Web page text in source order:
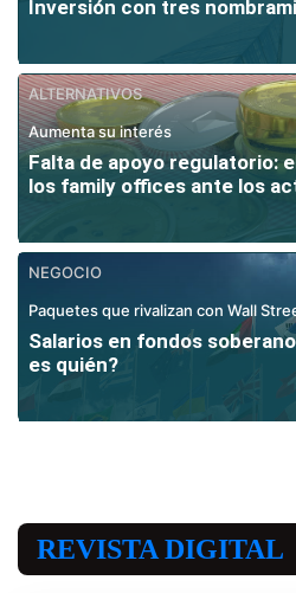
Inversión con tres
ALTERNATIVOS
Aumenta su interés
Falta de apoyo regulatorio:
los family offices ante los
NEGOCIO
Paquetes que rivalizan con Wall
Salarios en fondos
es quién?
REVISTA DIGITAL